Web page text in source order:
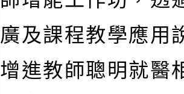
廣及課程教學應用
增進教師聰明就醫